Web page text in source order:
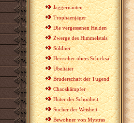
Jaggernauten
Trophäenjäger
Die vergessenen Helden
Zwerge des Himmelstals
Söldner
Herrscher übers Schicksal
Übeltäter
Bruderschaft der Tugend
Chaoskämpfer
Hüter der Schönheit
Sucher der Weisheit
Bewohner von Mystras